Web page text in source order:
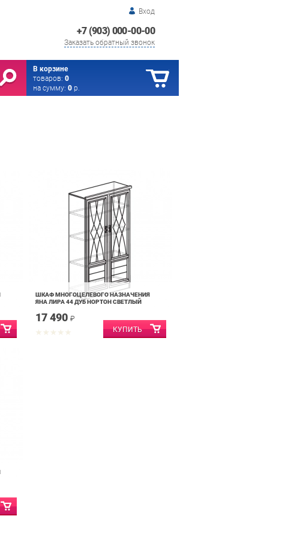
Вход
+7 (903) 000-00-00
Заказать обратный звонок
В корзине
товаров: 0
на сумму: 0 р.
ШКАФ МНОГОЦЕЛЕВОГО НАЗНАЧЕНИЯ
ЯНА ЛИРА 44 ДУБ НОРТОН СВЕТЛЫЙ
17 490 ₽